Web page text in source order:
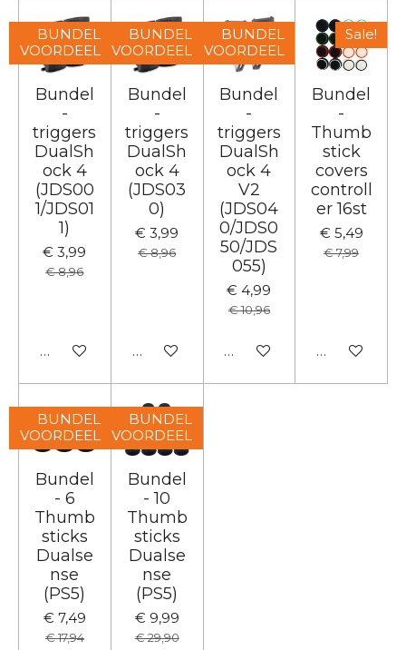
BUNDEL
VOORDEEL
Bundel
-
triggers
DualSh
ock 4
(JDS00
1/JDS01
1)
€ 3,99
€ 8,96
In winkelwagen
BUNDEL
VOORDEEL
Bundel
-
triggers
DualSh
ock 4
(JDS03
0)
€ 3,99
€ 8,96
In winkelwagen
BUNDEL
VOORDEEL
Bundel
-
triggers
DualSh
ock 4
V2
(JDS04
0/JDS0
50/JDS
055)
€ 4,99
€ 10,96
In winkelwagen
Sale!
Bundel
-
Thumb
stick
covers
controll
er 16st
€ 5,49
€ 7,99
In
BUNDEL
VOORDEEL
Bundel
- 6
Thumb
sticks
Dualse
nse
(PS5)
€ 7,49
€ 17,94
BUNDEL
VOORDEEL
Bundel
- 10
Thumb
sticks
Dualse
nse
(PS5)
€ 9,99
€ 29,90